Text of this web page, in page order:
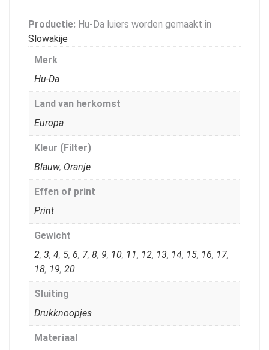
Productie: Hu-Da luiers worden gemaakt in
Slowakije
Merk
Hu-Da
Land van herkomst
Europa
Kleur (Filter)
Blauw, Oranje
Effen of print
Print
Gewicht
2, 3, 4, 5, 6, 7, 8, 9, 10, 11, 12, 13, 14, 15, 16, 17,
18, 19, 20
Sluiting
Drukknoopjes
Materiaal